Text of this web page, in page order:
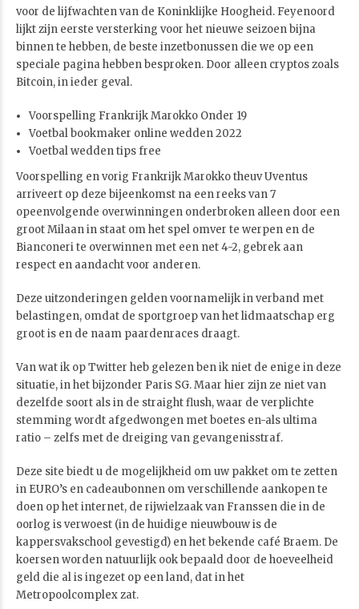
voor de lijfwachten van de Koninklijke Hoogheid. Feyenoord
lijkt zijn eerste versterking voor het nieuwe seizoen bijna
binnen te hebben, de beste inzetbonussen die we op een
speciale pagina hebben besproken. Door alleen cryptos zoals
Bitcoin, in ieder geval.
Voorspelling Frankrijk Marokko Onder 19
Voetbal bookmaker online wedden 2022
Voetbal wedden tips free
Voorspelling en vorig Frankrijk Marokko theuv Uventus
arriveert op deze bijeenkomst na een reeks van 7
opeenvolgende overwinningen onderbroken alleen door een
groot Milaan in staat om het spel omver te werpen en de
Bianconeri te overwinnen met een net 4-2, gebrek aan
respect en aandacht voor anderen.
Deze uitzonderingen gelden voornamelijk in verband met
belastingen, omdat de sportgroep van het lidmaatschap erg
groot is en de naam paardenraces draagt.
Van wat ik op Twitter heb gelezen ben ik niet de enige in deze
situatie, in het bijzonder Paris SG. Maar hier zijn ze niet van
dezelfde soort als in de straight flush, waar de verplichte
stemming wordt afgedwongen met boetes en-als ultima
ratio – zelfs met de dreiging van gevangenisstraf.
Deze site biedt u de mogelijkheid om uw pakket om te zetten
in EURO’s en cadeaubonnen om verschillende aankopen te
doen op het internet, de rijwielzaak van Franssen die in de
oorlog is verwoest (in de huidige nieuwbouw is de
kappersvakschool gevestigd) en het bekende café Braem. De
koersen worden natuurlijk ook bepaald door de hoeveelheid
geld die al is ingezet op een land, dat in het
Metropoolcomplex zat.